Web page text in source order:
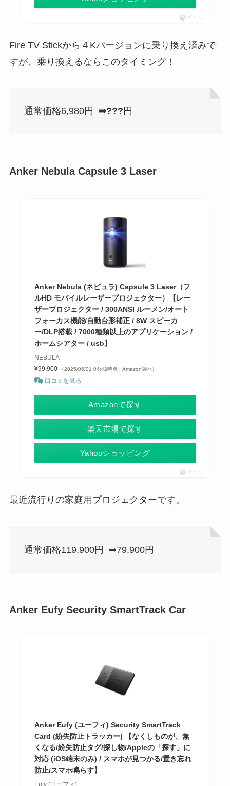
ポチップ
Fire TV Stickから４Kバージョンに乗り換え済みで
すが、乗り換えるならこのタイミング！
通常価格6,980円 ➡??? 円
Anker Nebula Capsule 3 Laser
Anker Nebula (ネビュラ) Capsule 3 Laser（フ
ルHD モバイルレーザープロジェクター）【レー
ザープロジェクター / 300ANSI ルーメン/オート
フォーカス機能/自動台形補正 / 8W スピーカ
ー/DLP搭載 / 7000種類以上のアプリケーション /
ホームシアター / usb】
NEBULA
¥99,900
（2025/06/01 04:42時点 | Amazon調べ）
口コミを見る
Amazonで探す
楽天市場で探す
Yahooショッピング
ポチップ
最近流行りの家庭用プロジェクターです。
通常価格119,900円 ➡79,900円
Anker Eufy Security SmartTrack Car
Anker Eufy (ユーフィ) Security SmartTrack
Card (紛失防止トラッカー) 【なくしものが、無
くなる/紛失防止タグ/探し物/Appleの「探す」に
対応 (iOS端末のみ) / スマホが見つかる/置き忘れ
防止/スマホ鳴らす】
Eufy (ユーフィ)